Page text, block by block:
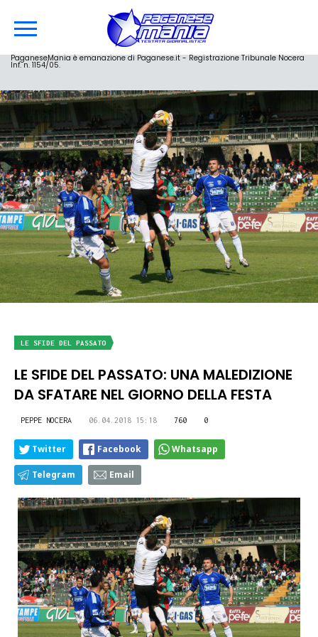
PaganeseMania è emanazione di Paganese.it - Registrazione Tribunale Nocera
Inf. n. 1154/05.
LE SFIDE DEL PASSATO
LE SFIDE DEL PASSATO: UNA MALEDIZIONE
DA SFATARE NEL GIORNO DELLA FESTA
PEPPE NOCERA 06.04.2018 15:18 760 0
Twitter Facebook Whatsapp
Telegram Email